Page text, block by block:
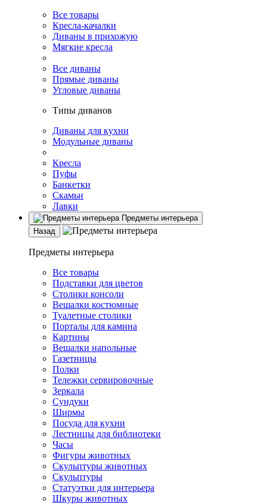
Все товары
Кресла-качалки
Диваны в прихожую
Мягкие кресла
Все диваны
Прямые диваны
Угловые диваны
Типы диванов
Диваны для кухни
Модульные диваны
Кресла
Пуфы
Банкетки
Скамьи
Лавки
Предметы интерьера
Назад
Предметы интерьера
Все товары
Подставки для цветов
Столики консоли
Вешалки костюмные
Туалетные столики
Порталы для камина
Картины
Вешалки напольные
Газетницы
Полки
Тележки сервировочные
Зеркала
Сундуки
Ширмы
Посуда для кухни
Лестницы для библиотеки
Часы
Фигуры животных
Скульптуры животных
Скульптуры
Статуэтки для интерьера
Шкуры животных